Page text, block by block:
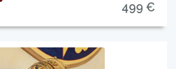
499 €